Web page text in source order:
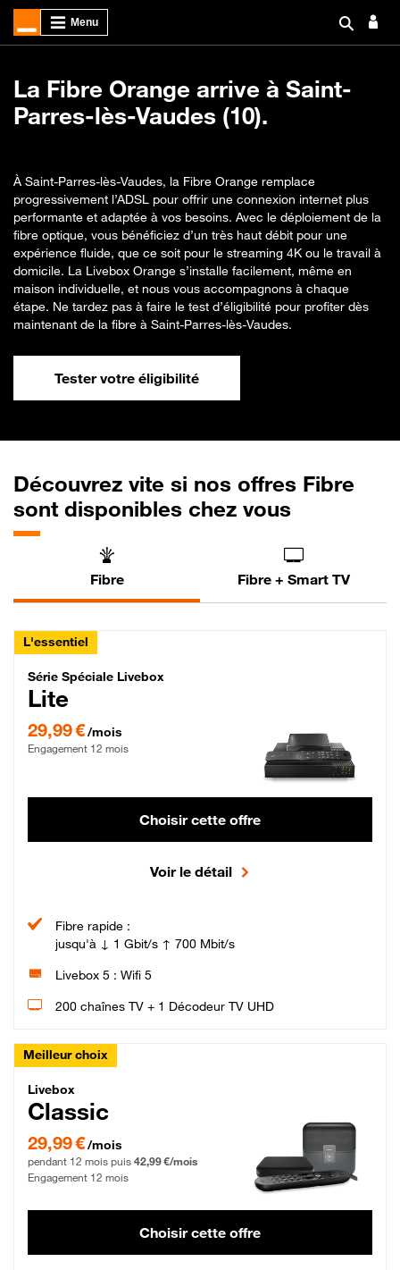
La Fibre Orange arrive à Saint-
Parres-lès-Vaudes (10).
À Saint-Parres-lès-Vaudes, la Fibre Orange remplace
progressivement l’ADSL pour offrir une connexion internet plus
performante et adaptée à vos besoins. Avec le déploiement de la
fibre optique, vous bénéficiez d’un très haut débit pour une
expérience fluide, que ce soit pour le streaming 4K ou le travail à
domicile. La Livebox Orange s’installe facilement, même en
maison individuelle, et nous vous accompagnons à chaque
étape. Ne tardez pas à faire le test d’éligibilité pour profiter dès
maintenant de la fibre à Saint-Parres-lès-Vaudes.
Tester votre éligibilité
Découvrez vite si nos offres Fibre
sont disponibles chez vous
Fibre Fibre + Smart TV
L'essentiel
Série Spéciale Livebox Lite Fibre
Série Spéciale Livebox
Lite
29,99 €/mois
Engagement 12 mois
Choisir cette offre
Voir le détail
Fibre rapide :
jusqu'à ↓ 1 Gbit/s ↑ 700 Mbit/s
Livebox 5 : Wifi 5
200 chaînes TV + 1 Décodeur TV UHD
Meilleur choix
Livebox Classic Fibre
Livebox
Classic
29,99 € par mois pendant 12 mois puis 42,99 € par mois, Engagement 12 mois
29,99 €/mois
pendant 12 mois puis 42,99 €/mois
Engagement 12 mois
Choisir cette offre